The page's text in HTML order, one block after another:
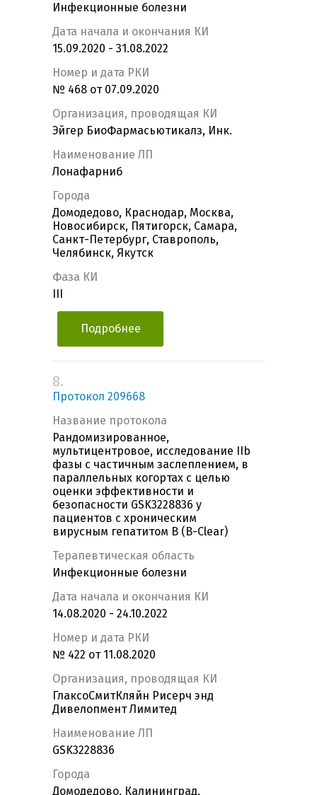
Инфекционные болезни
Дата начала и окончания КИ
15.09.2020 - 31.08.2022
Номер и дата РКИ
№ 468 от 07.09.2020
Организация, проводящая КИ
Эйгер БиоФармасьютикалз, Инк.
Наименование ЛП
Лонафарниб
Города
Домодедово, Краснодар, Москва,
Новосибирск, Пятигорск, Самара,
Санкт-Петербург, Ставрополь,
Челябинск, Якутск
Фаза КИ
Подробнее
8.
Протокол 209668
Название протокола
Рандомизированное,
мультицентровое, исследование IIb
фазы с частичным заслеплением, в
параллельных когортах с целью
оценки эффективности и
безопасности GSK3228836 у
пациентов с хроническим
вирусным гепатитом В (B-Clear)
Терапевтическая область
Инфекционные болезни
Дата начала и окончания КИ
14.08.2020 - 24.10.2022
Номер и дата РКИ
№ 422 от 11.08.2020
Организация, проводящая КИ
ГлаксоСмитКляйн Рисерч энд
Дивелопмент Лимитед
Наименование ЛП
GSK3228836
Города
Домодедово, Калининград,